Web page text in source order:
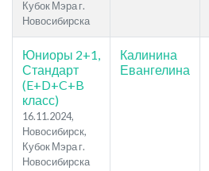
Кубок Мэра г.
Новосибирска
Юниоры 2+1,
Стандарт
(E+D+C+B
класс)
16.11.2024,
Новосибирск,
Кубок Мэра г.
Новосибирска
Калинина
Евангелина